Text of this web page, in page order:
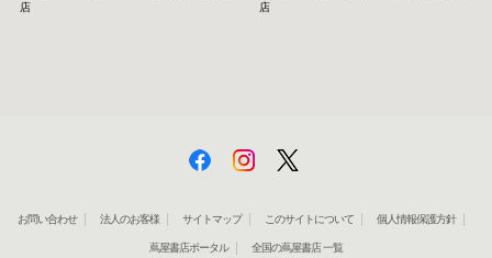
店
店
お問い合わせ 法人のお客様 サイトマップ このサイトについて 個人情報保護方針
蔦屋書店ポータル 全国の蔦屋書店 一覧